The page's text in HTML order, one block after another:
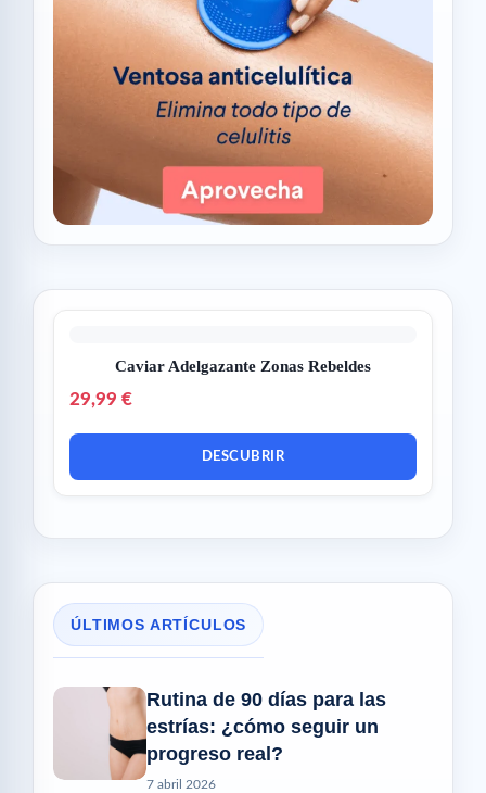
Caviar Adelgazante Zonas Rebeldes
29,99 €
DESCUBRIR
ÚLTIMOS ARTÍCULOS
Rutina de 90 días para las
estrías: ¿cómo seguir un
progreso real?
7 abril 2026